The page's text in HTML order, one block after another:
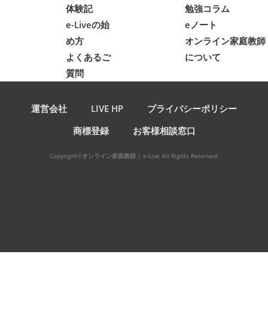
体験記
e-Liveの始
め方
よくあるご
質問
勉強コラム
eノート
オンライン家庭教師
について
運営会社 LIVE HP
プライバシーポリシー
商標登録
お客様相談窓口
Copyright©オンライン家庭教師 | e-Live All Rights Reserved.